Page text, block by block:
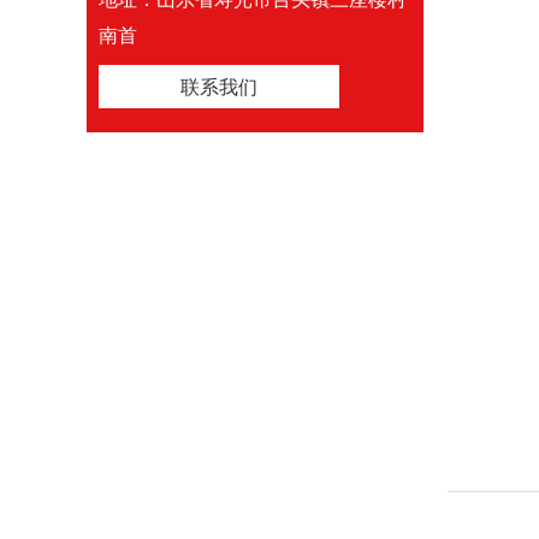
南首
联系我们